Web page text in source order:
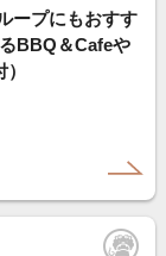
ープにもおすす
BBQ＆Cafeや